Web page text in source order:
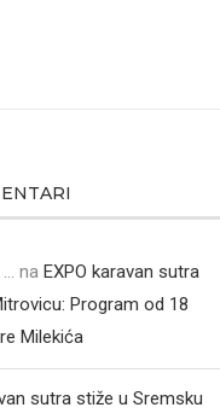
naEXPO karavan sutra
Program od 18
Milekića
sutra stiže u Sremsku